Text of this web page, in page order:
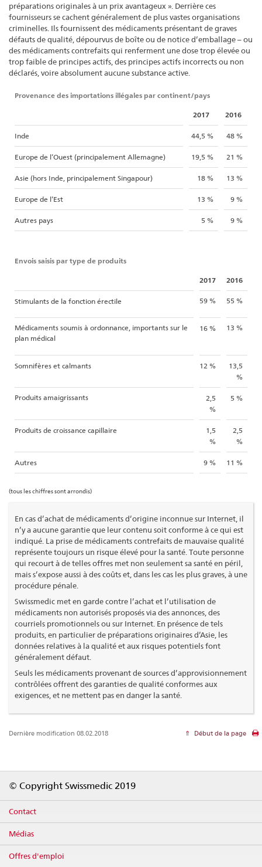
préparations originales à un prix avantageux ». Derrière ces
fournisseurs se cachent généralement de plus vastes organisations
criminelles. Ils fournissent des médicaments présentant de graves
défauts de qualité, dépourvus de boîte ou de notice d’emballage – ou
des médicaments contrefaits qui renferment une dose trop élevée ou
trop faible de principes actifs, des principes actifs incorrects ou non
déclarés, voire absolument aucune substance active.
Provenance des importations illégales par continent/pays
2017 2016
Inde 44,5 % 48 %
Europe de l’Ouest (principalement Allemagne) 19,5 % 21 %
Asie (hors Inde, principalement Singapour) 18 % 13 %
Europe de l’Est 13 % 9 %
Autres pays 5 % 9 %
Envois saisis par type de produits
2017 2016
Stimulants de la fonction érectile 59 % 55 %
Médicaments soumis à ordonnance, importants sur le
plan médical
16 % 13 %
Somnifères et calmants 12 %
13,5
%
Produits amaigrissants
2,5
%
5 %
Produits de croissance capillaire
1,5
%
2,5
%
Autres 9 % 11 %
(tous les chiffres sont arrondis)
En cas d’achat de médicaments d’origine inconnue sur Internet, il
n’y a aucune garantie que leur contenu soit conforme à ce qui est
indiqué. La prise de médicaments contrefaits de mauvaise qualité
représente toujours un risque élevé pour la santé. Toute personne
qui recourt à de telles offres met non seulement sa santé en péril,
mais s’expose aussi à des coûts et, dans les cas les plus graves, à une
procédure pénale.
Swissmedic met en garde contre l’achat et l’utilisation de
médicaments non autorisés proposés via des annonces, des
courriels promotionnels ou sur Internet. En présence de tels
produits, en particulier de préparations originaires d’Asie, les
données relatives à la qualité et aux risques potentiels font
généralement défaut.
Seuls les médicaments provenant de sources d’approvisionnement
contrôlées offrent des garanties de qualité conformes aux
exigences, et ne mettent pas en danger la santé.
Dernière modification 08.02.2018 Début de la page
© Copyright Swissmedic 2019
Contact
Médias
Offres d'emploi